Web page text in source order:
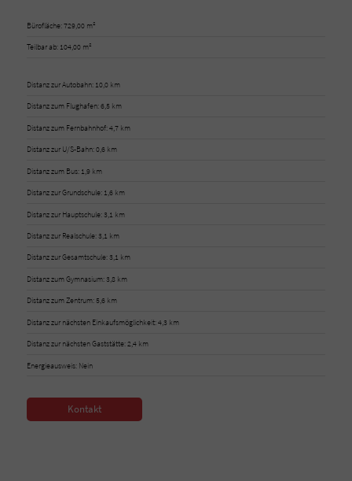
Bürofläche: 729,00 m²
Teilbar ab: 104,00 m²
Distanz zur Autobahn: 10,0 km
Distanz zum Flughafen: 6,5 km
Distanz zum Fernbahnhof: 4,7 km
Distanz zur U/S-Bahn: 0,6 km
Distanz zum Bus: 1,9 km
Distanz zur Grundschule: 1,6 km
Distanz zur Hauptschule: 3,1 km
Distanz zur Realschule: 3,1 km
Distanz zur Gesamtschule: 3,1 km
Distanz zum Gymnasium: 3,8 km
Distanz zum Zentrum: 5,6 km
Distanz zur nächsten Einkaufsmöglichkeit: 4,3 km
Distanz zur nächsten Gaststätte: 2,4 km
Energieausweis: Nein
Kontakt